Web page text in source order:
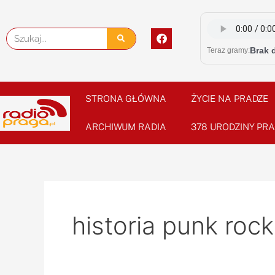
content
Szukaj
F
a
c
o
o
k
Teraz gramy:Brak
STRONA GŁÓWNA ŻYCIE NA PRADZE
ARCHIWUM RADIA 378 URODZINY
historia punk